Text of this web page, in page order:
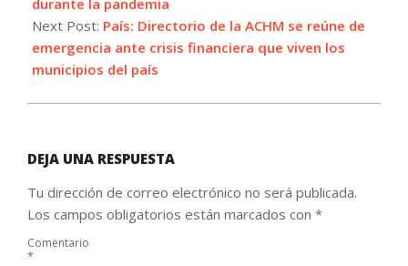
Next Post: País: Directorio de la ACHM se reúne de
emergencia ante crisis financiera que viven los
municipios del país
DEJA UNA RESPUESTA
Tu dirección de correo electrónico no será publicada.
Los campos obligatorios están marcados con *
Comentario
*